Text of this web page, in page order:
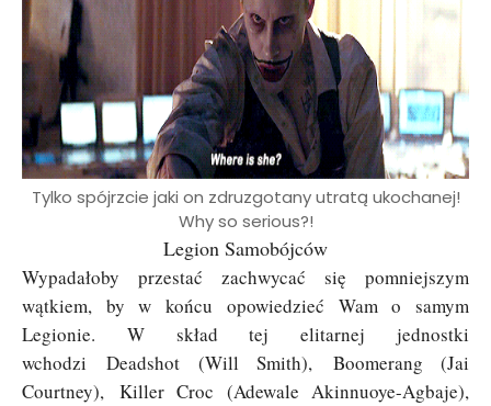
Tylko spójrzcie jaki on zdruzgotany utratą ukochanej!
Why so serious?!
Legion Samobójców
Wypadałoby przestać zachwycać się pomniejszym
wątkiem, by w końcu opowiedzieć Wam o samym
Legionie. W skład tej elitarnej jednostki
wchodziDeadshot (Will Smith), Boomerang (Jai
Courtney), Killer Croc (Adewale Akinnuoye-Agbaje),